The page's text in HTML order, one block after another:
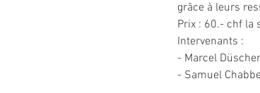
grâce à leurs
Prix : 60.- chf la
Intervenants :
- Marcel
- Samuel